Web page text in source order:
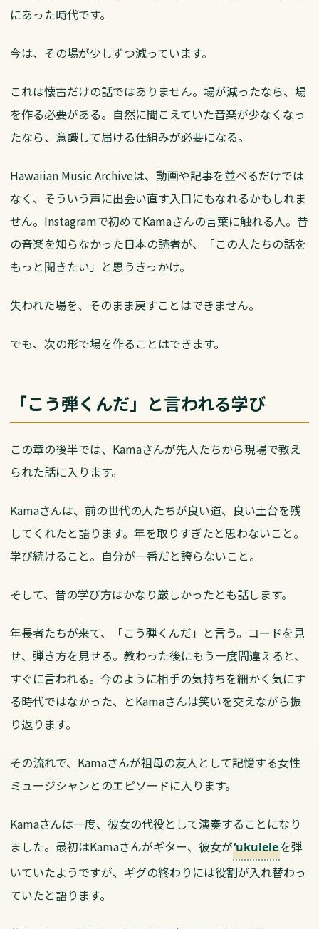
にあった時代です。
今は、その場が少しずつ減っています。
これは懐古だけの話ではありません。場が減ったなら、場
を作る必要がある。自然に聞こえていた音楽が少なくなっ
たなら、意識して届ける仕組みが必要になる。
Hawaiian Music Archiveは、動画や記事を並べるだけでは
なく、そういう声に出会い直す入口にもなれるかもしれま
せん。Instagramで初めてKamaさんの言葉に触れる人。昔
の音楽を知らなかった日本の読者が、「この人たちの話を
もっと聞きたい」と思うきっかけ。
失われた場を、そのまま戻すことはできません。
でも、次の形で場を作ることはできます。
「こう弾くんだ」と言われる学び
この章の後半では、Kamaさんが先人たちから現場で教え
られた話に入ります。
Kamaさんは、前の世代の人たちが良い道、良い土台を残
してくれたと語ります。年を取りすぎたと思わないこと。
学び続けること。自分が一番だと誇らないこと。
そして、昔の学び方はかなり厳しかったとも話します。
年長者たちが来て、「こう弾くんだ」と言う。コードを見
せ、弾き方を見せる。教わった後にもう一度間違えると、
すぐに言われる。今のように相手の気持ちを細かく気にす
る時代ではなかった、とKamaさんは笑いを交えながら振
り返ります。
その流れで、Kamaさんが祖母の友人として記憶する女性
ミュージシャンとのエピソードに入ります。
Kamaさんは一度、彼女の代役として演奏することになり
ました。最初はKamaさんがギター、彼女がʻukuleleを弾
いていたようですが、ギグの終わりには役割が入れ替わっ
ていたと語ります。